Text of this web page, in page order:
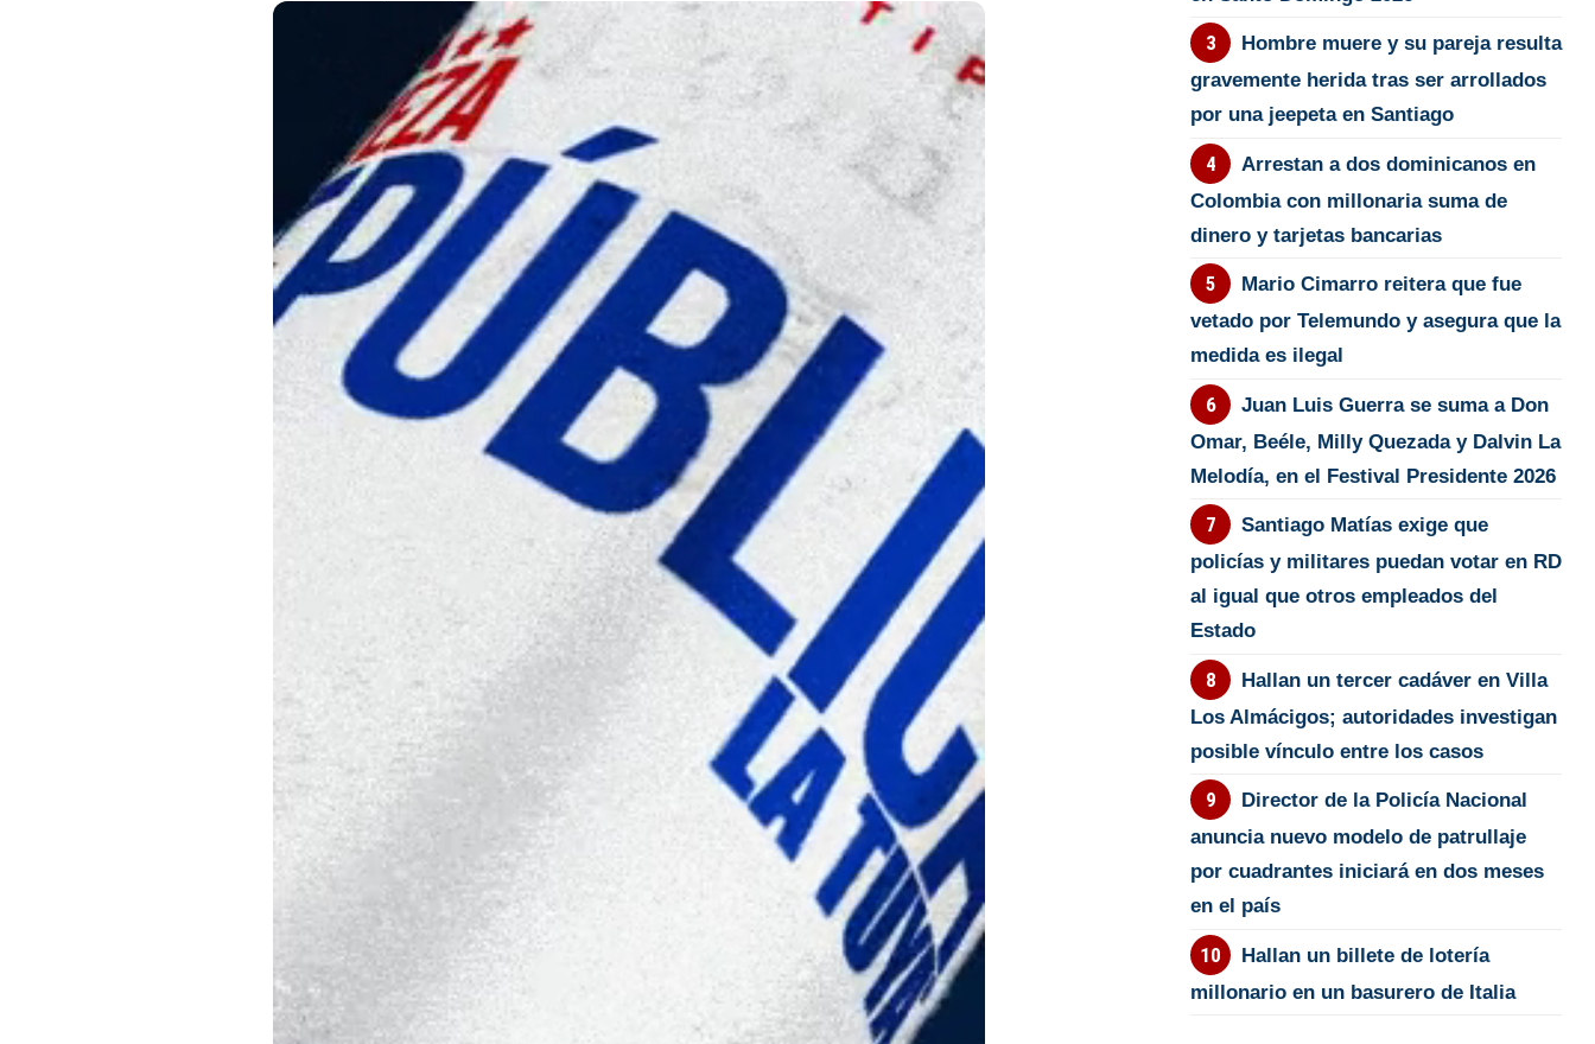
Hombre muere y su pareja resulta
gravemente herida tras ser arrollados
por una jeepeta en Santiago
Arrestan a dos dominicanos en
Colombia con millonaria suma de
dinero y tarjetas bancarias
Mario Cimarro reitera que fue
vetado por Telemundo y asegura que la
medida es ilegal
Juan Luis Guerra se suma a Don
Omar, Beéle, Milly Quezada y Dalvin La
Melodía, en el Festival Presidente 2026
Santiago Matías exige que
policías y militares puedan votar en RD
al igual que otros empleados del
Estado
Hallan un tercer cadáver en Villa
Los Almácigos; autoridades investigan
posible vínculo entre los casos
Director de la Policía Nacional
anuncia nuevo modelo de patrullaje
por cuadrantes iniciará en dos meses
en el país
Hallan un billete de lotería
millonario en un basurero de Italia